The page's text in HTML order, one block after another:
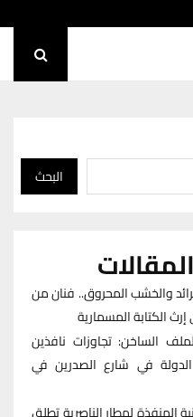
البحث
والخشب المحروق.. فنان من
إرث الكتابة المسمارية
الساخن: تجاوزات نافذين
في شارع الصدرين في